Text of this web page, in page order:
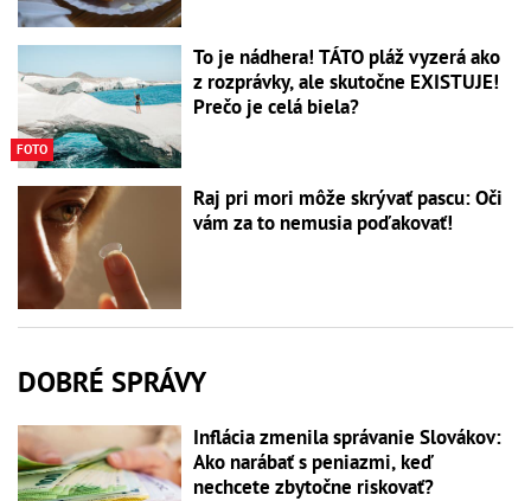
FOTO
To je nádhera! TÁTO pláž vyzerá ako
z rozprávky, ale skutočne EXISTUJE!
Prečo je celá biela?
Raj pri mori môže skrývať pascu: Oči
vám za to nemusia poďakovať!
DOBRÉ SPRÁVY
Inflácia zmenila správanie Slovákov:
Ako narábať s peniazmi, keď
nechcete zbytočne riskovať?